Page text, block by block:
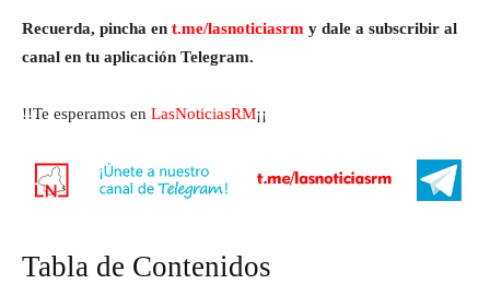
Recuerda, pincha en t.me/lasnoticiasrm y dale a subscribir al
canal en tu aplicación Telegram.
!!Te esperamos en LasNoticiasRM¡¡
Tabla de Contenidos